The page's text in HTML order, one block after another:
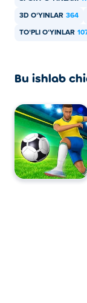
3D OʻYINLAR 364
TOʻPLI OʻYINLAR
Bu ishlab